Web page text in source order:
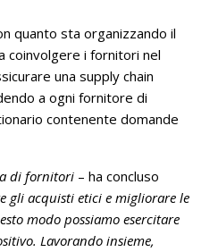
quanto sta organizzando il
coinvolgere i fornitori nel
una supply chain
a ogni fornitore di
contenente domande
di fornitori – ha concluso
gli acquisti etici e migliorare le
modo possiamo esercitare
Lavorando insieme,